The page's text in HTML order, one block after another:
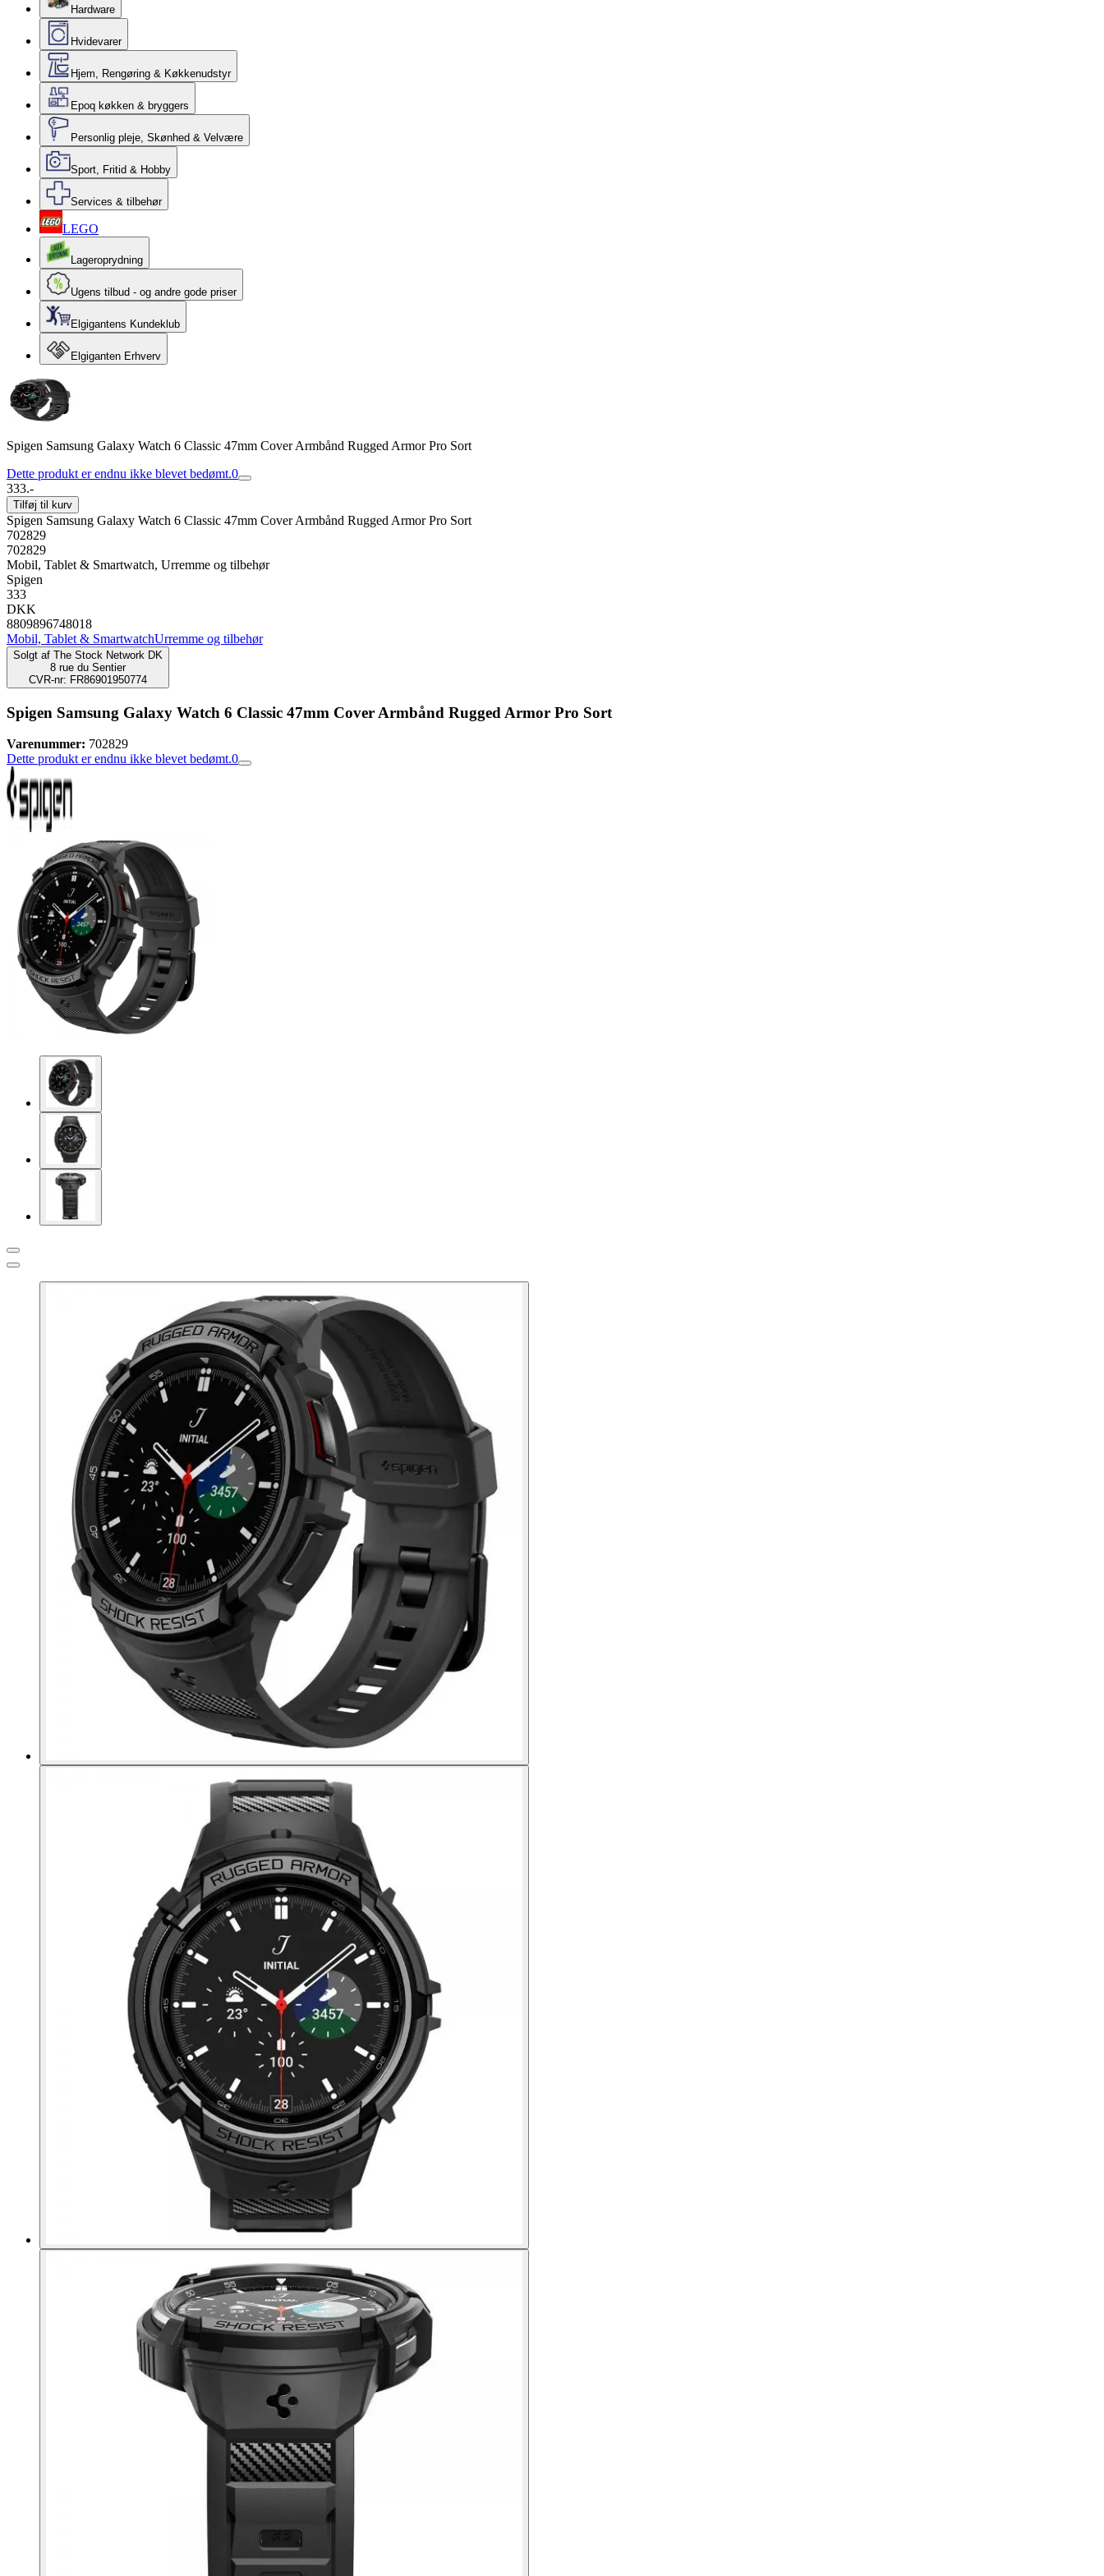
Hardware
Hvidevarer
Hjem, Rengøring & Køkkenudstyr
Epoq køkken & bryggers
Personlig pleje, Skønhed & Velvære
Sport, Fritid & Hobby
Services & tilbehør
LEGO
Lageroprydning
Ugens tilbud - og andre gode priser
Elgigantens Kundeklub
Elgiganten Erhverv
Spigen Samsung Galaxy Watch 6 Classic 47mm Cover Armbånd Rugged Armor Pro Sort
Dette produkt er endnu ikke blevet bedømt.0
333.-
Tilføj til kurv
Spigen Samsung Galaxy Watch 6 Classic 47mm Cover Armbånd Rugged Armor Pro Sort
702829
702829
Mobil, Tablet & Smartwatch, Urremme og tilbehør
Spigen
333
DKK
8809896748018
Mobil, Tablet & SmartwatchUrremme og tilbehør
Solgt af The Stock Network DK
8 rue du Sentier
CVR-nr: FR86901950774
Spigen Samsung Galaxy Watch 6 Classic 47mm Cover Armbånd Rugged Armor Pro Sort
Varenummer: 702829
Dette produkt er endnu ikke blevet bedømt.0